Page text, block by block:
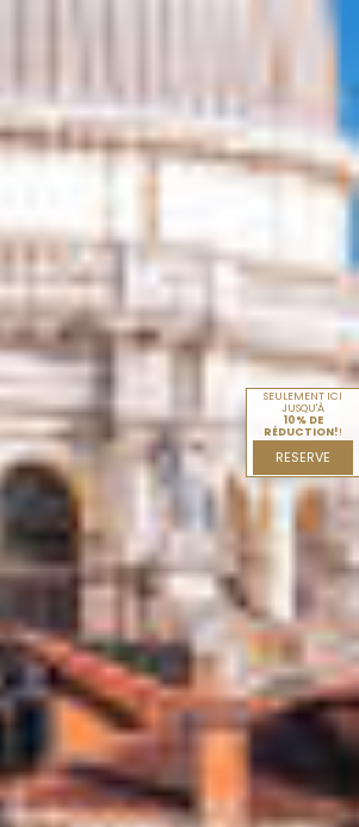
SEULEMENT ICI
JUSQU'À
10% DE
RÉDUCTION!!
RESERVE